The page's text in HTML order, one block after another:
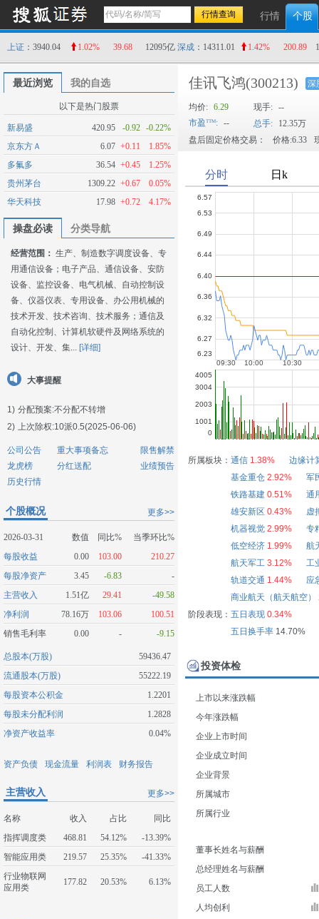
行情 个股
上证 ：3940.04 1.02% 39.68 12095亿 深成 ：14311.01 1.42% 200.89
最近浏览 我的自选
以下是热门股票
新易盛 420.95 -0.92 -0.22%
京东方Ａ
6.07 +0.11
1.85%
多氟多
36.54 +0.45
1.25%
贵州茅台
1309.22 +0.67
0.05%
华天科技
17.98 +0.72 4.17%
操盘必读 分类导航
经营范围： 生产、制造数字调度设备、专
用通信设备；电子产品、通信设备、安防
设备、监控设备、电气机械、自动控制设
备、仪器仪表、专用设备、办公用机械的
技术开发、技术咨询、技术服务；通信及
自动化控制、计算机软硬件及网络系统的
设计、开发、集... [详细]
大事提醒
1) 分配预案:不分配不转增
2) 上次除权:10派0.5(2025-06-06)
公司公告 重大事项备忘
限售解禁
龙虎榜
分红送配
业绩预告
历史行情
更多>>
个股概况
2026-03-31 数值 同比%
当季环比%
每股收益
0.00 103.00
210.27
每股净资产
3.45 -6.83
-
主营收入
1.51亿 29.41
-49.58
净利润
78.16万 103.06
100.51
销售毛利率
0.00 - -9.15
总股本(万股)
59436.47
流通股本(万股)
55222.19
每股资本公积金
1.2201
每股未分配利润
1.2828
净资产收益率
0.04%
资产负债 现金流量 利润表 财务报告
更多>>
主营收入
名称 收入 占比
同比
指挥调度类
468.81 54.12%
-13.39%
智能应用类
219.57 25.35%
-41.33%
行业物联网
应用类
177.82 20.53% 6.13%
佳讯飞鸿(300213) 深
均价: 6.29 现手: --
市盈
: -- 总手:
12.35万
盘后固定价格交易：
价格:6.33
所属板块： 通信 1.38%
边缘计
基金重仓 2.92%
军
铁路基建 0.51%
通
雄安新区 0.43%
虚
机器视觉 2.99%
专
低空经济 1.99%
航
航天军工 3.12%
工
轨道交通 1.44%
应
商业航天（航天航空）
阶段表现： 五日表现 0.34%
五日换手率14.70%
投资体检
上市以来涨跌幅
今年涨跌幅
企业上市时间
企业成立时间
企业背景
所属城市
所属行业
董事长姓名与薪酬
总经理姓名与薪酬
员工人数
人均创利